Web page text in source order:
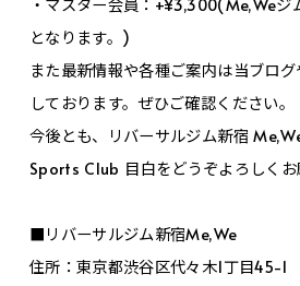
となります。)
また最新情報や各種ご案内は当ブロ
しております。ぜひご確認ください。
今後とも、リバーサルジム新宿
Sports Club 目白をどうぞよろしくお
■リバーサルジム新宿Me,We
住所：東京都渋谷区代々木1丁目45-1